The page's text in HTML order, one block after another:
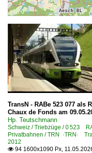
TransN - RABe 523 077 als
Chaux de Fonds am
Hp. Teutschmann
Schweiz / Triebzüge / 0 523
Privatbahnen / TRN ·TRN·
2012
 94 1600x1090 Px,